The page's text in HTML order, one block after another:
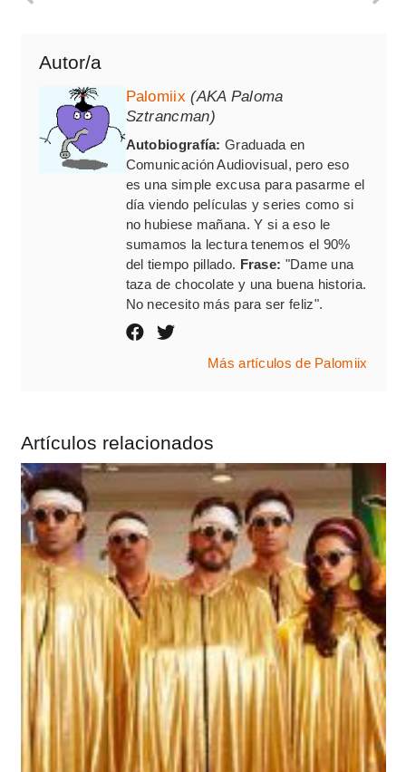
Autor/a
Palomiix (AKA Paloma
Sztrancman)
Autobiografía: Graduada en
Comunicación Audiovisual, pero eso
es una simple excusa para pasarme el
día viendo películas y series como si
no hubiese mañana. Y si a eso le
sumamos la lectura tenemos el 90%
del tiempo pillado. Frase: "Dame una
taza de chocolate y una buena historia.
No necesito más para ser feliz".
Más artículos de Palomiix
Artículos relacionados